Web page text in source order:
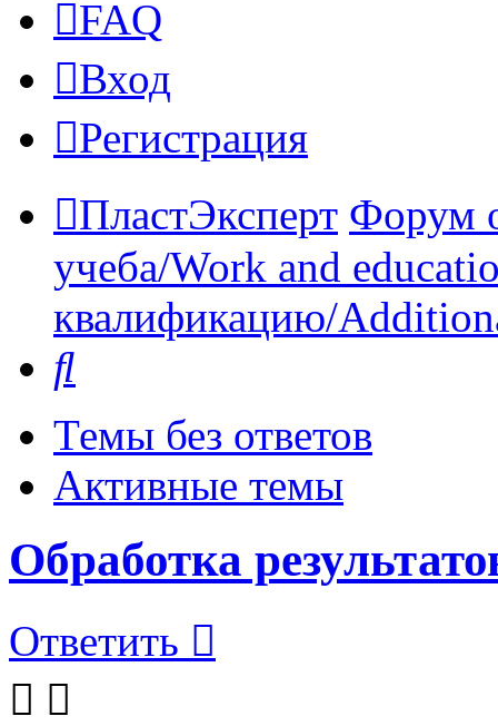
FAQ
Вход
Регистрация
ПластЭксперт Форум
учеба/Work and
квалификацию/
Темы без ответов
Активные темы
Обработка
Ответить